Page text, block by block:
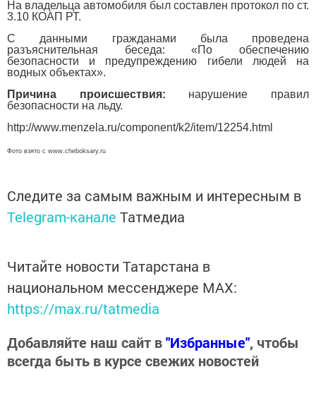
На владельца автомобиля был составлен протокол по ст.
3.10 КОАП РТ.
С данными гражданами была проведена
разъяснительная беседа: «По обеспечению
безопасности и предупреждению гибели людей на
водных объектах».
Причина происшествия: нарушение правил
безопасности на льду.
http://www.menzela.ru/component/k2/item/12254.html
Фото взято с www.cheboksary.ru
Следите за самым важным и интересным в
Telegram-канале Татмедиа
Читайте новости Татарстана в
национальном мессенджере MАХ:
https://max.ru/tatmedia
Добавляйте наш сайт в"Избранные", чтобы
всегда быть в курсе свежих новостей